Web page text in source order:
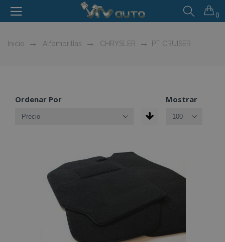
0
Inicio Alfombrillas CHRYSLER PT CRUISER
Ordenar Por Mostrar